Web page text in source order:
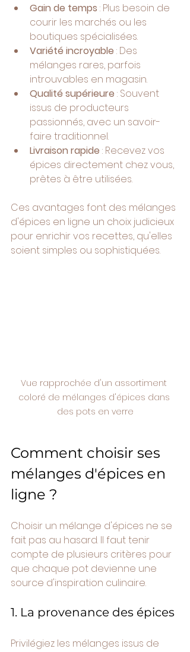
Gain de temps : Plus besoin de
courir les marchés ou les
boutiques spécialisées.
Variété incroyable : Des
mélanges rares, parfois
introuvables en magasin.
Qualité supérieure : Souvent
issus de producteurs
passionnés, avec un savoir-
faire traditionnel.
Livraison rapide : Recevez vos
épices directement chez vous,
prêtes à être utilisées.
Ces avantages font des mélanges
d'épices en ligne un choix judicieux
pour enrichir vos recettes, qu'elles
soient simples ou sophistiquées.
Vue rapprochée d'un assortiment
coloré de mélanges d'épices dans
des pots en verre
Comment choisir ses
mélanges d'épices en
ligne ?
Choisir un mélange d'épices ne se
fait pas au hasard. Il faut tenir
compte de plusieurs critères pour
que chaque pot devienne une
source d'inspiration culinaire.
1. La provenance des épices
Privilégiez les mélanges issus de